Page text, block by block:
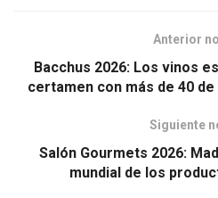
Anterior
Bacchus 2026: Los vinos
certamen con más de 40
Siguiente
Salón Gourmets 2026:
mundial de los